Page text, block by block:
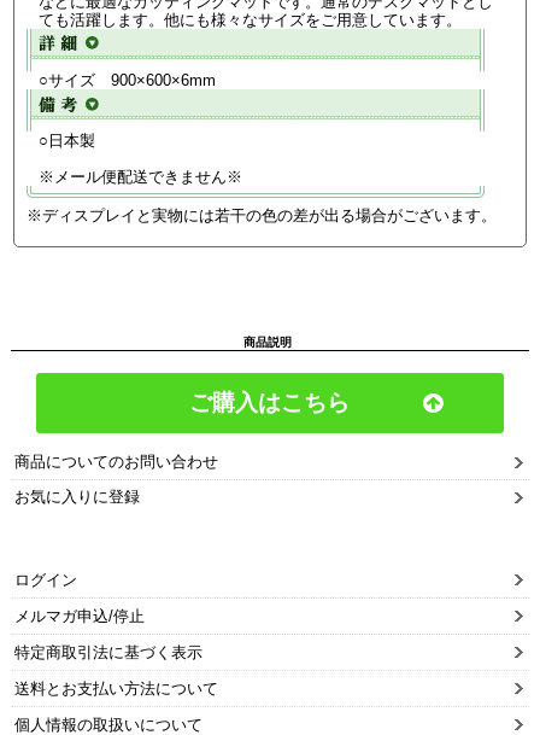
ても活躍します。他にも様々なサイズをご用意しています。
○サイズ 900×600×6mm
○日本製
※メール便配送できません※
※ディスプレイと実物には若干の色の差が出る場合がございます。
商品説明
ご購入はこちら
商品についてのお問い合わせ
お気に入りに登録
ログイン
メルマガ申込/停止
特定商取引法に基づく表示
送料とお支払い方法について
個人情報の取扱いについて